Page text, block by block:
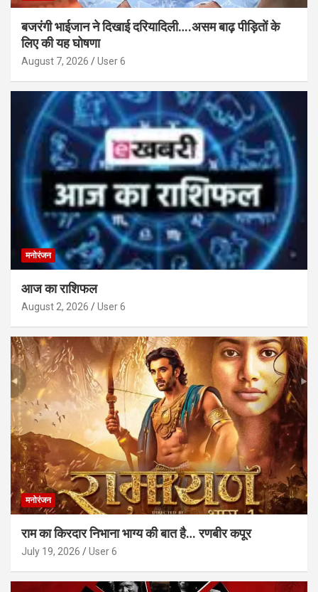
बजरंगी भाईजान ने दिखाई दरियादिली….असम बाढ़ पीड़ितों के
लिए की यह घोषणा
August 7, 2026 User 6
मनोरंजन
आज का राशिफल
August 2, 2026 User 6
मनोरंजन
राम का किरदार निभाना भाग्य की बात है… रणबीर कपूर
July 19, 2026 User 6